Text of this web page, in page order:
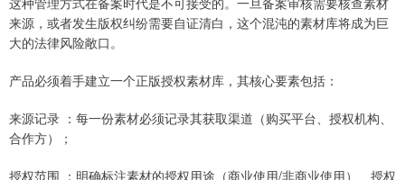
来源，或者发生版权纠纷需要自证清白，这个混沌的素材库将成为巨
大的法律风险敞口。
产品必须着手建立一个正版授权素材库，其核心要素包括：
来源记录 ：每一份素材必须记录其获取渠道（购买平台、授权机构、
合作方）；
授权范围 ：明确标注素材的授权用途（商业使用/非商业使用）、授权